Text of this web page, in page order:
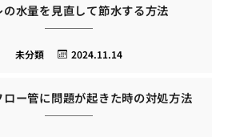
の水量を見直して節水する方法
2024.11.14
未分類
ロー管に問題が起きた時の対処方法